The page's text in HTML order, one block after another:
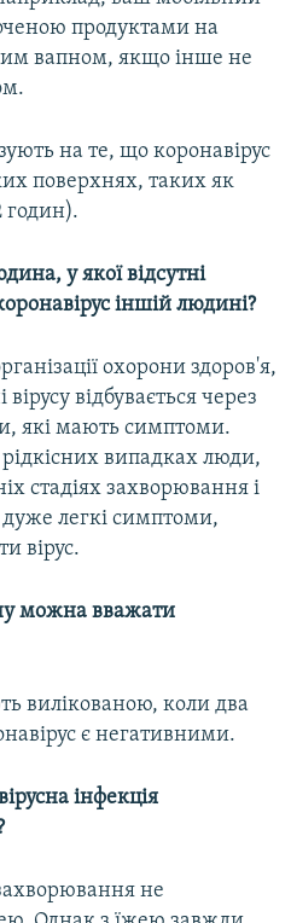
продуктами на
вапном, якщо інше не
на те, що коронавірус
поверхнях, таких як
годин).
у якої відсутні
іншій людині?
охорони здоров'я,
відбувається через
які мають симптоми.
випадках люди,
стадіях захворювання і
легкі симптоми,
вірус.
можна вважати
вилікованою, коли два
є негативними.
інфекція
не